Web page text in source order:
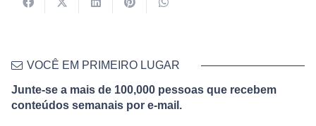
VOCÊ EM PRIMEIRO LUGAR
Junte-se a mais de 100,000 pessoas que recebem
conteúdos semanais por e-mail.